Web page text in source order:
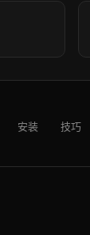
安装 技巧